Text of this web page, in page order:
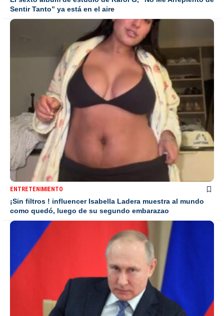
Sentir Tanto” ya está en el aire
ENTRETENIMIENTO
¡Sin filtros ! influencer Isabella Ladera muestra al mundo
como quedó, luego de su segundo embarazao